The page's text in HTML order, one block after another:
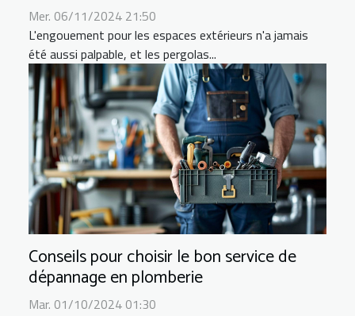
Mer. 06/11/2024 21:50
L'engouement pour les espaces extérieurs n'a jamais
été aussi palpable, et les pergolas...
Conseils pour choisir le bon service de
dépannage en plomberie
Mar. 01/10/2024 01:30